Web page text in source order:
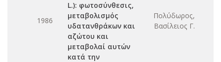
1986
L.): φωτοσύνθεσις,
μεταβολισμός
υδατανθράκων και
αζώτου και
μεταβολαί αυτών
κατά την
Πολύδωρος,
Βασίλειος Γ.